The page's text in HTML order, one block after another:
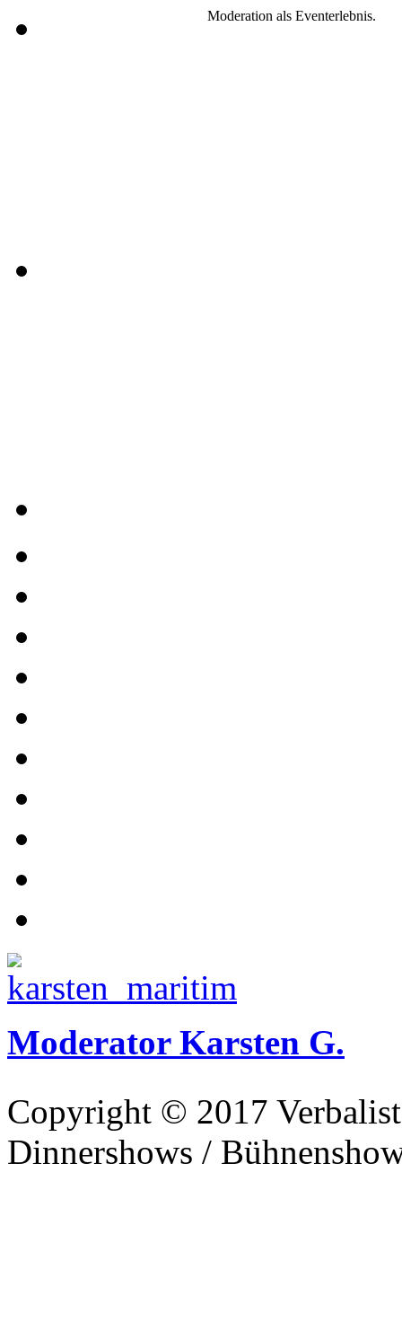
Moderation als Eventerlebnis.
Moderator Karsten G.
Copyright © 2017
Dinnershows /